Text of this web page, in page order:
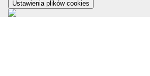
Ustawienia plików cookies